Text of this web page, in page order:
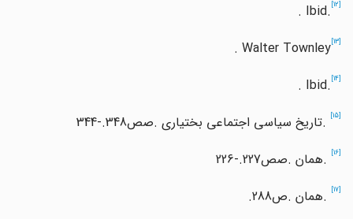
. Ibid.
. Walter Townley
. Ibid.
.تاریخ سیاسی اجتماعی بختیاری.صص344-.348
.همان.صص226-.227
.همان.ص.288